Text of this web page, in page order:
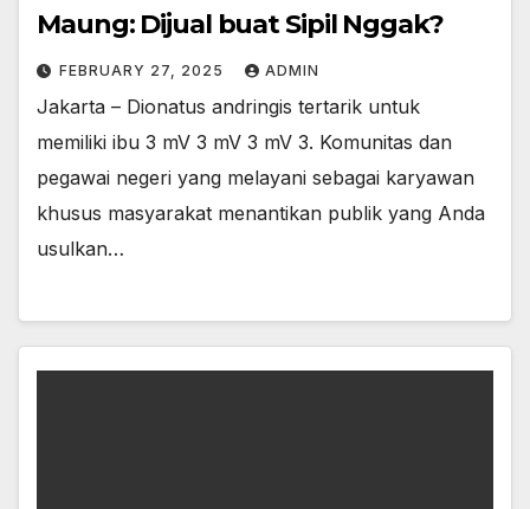
Maung: Dijual buat Sipil Nggak?
FEBRUARY 27, 2025 ADMIN
Jakarta – Dionatus andringis tertarik untuk
memiliki ibu 3 mV 3 mV 3 mV 3. Komunitas dan
pegawai negeri yang melayani sebagai karyawan
khusus masyarakat menantikan publik yang Anda
usulkan…